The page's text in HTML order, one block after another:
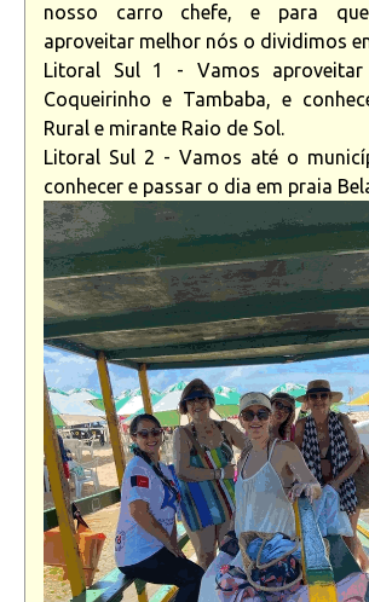
nosso carro chefe, e para
aproveitar melhor nós o dividimos
Litoral Sul 1 - Vamos
Coqueirinho e Tambaba, e
Rural e mirante Raio de Sol.
Litoral Sul 2 - Vamos até o
conhecer e passar o dia em praia